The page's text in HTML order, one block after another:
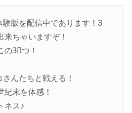
版を配信中であります！3
来ちゃいますぞ！
の3⃣つ！
さんたちと戦える！
紀末を体感！
ネス♪